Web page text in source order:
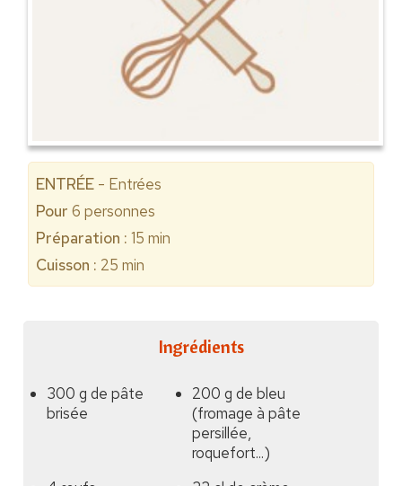
ENTRÉE - Entrées
Pour 6 personnes
Préparation : 15 min
Cuisson : 25 min
Ingrédients
300 g de pâte
brisée
200 g de bleu
(fromage à pâte
persillée,
roquefort...)